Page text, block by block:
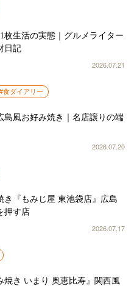
枚生活の実態｜グルメライター
日記
2026.07.21
食ダイアリー
島風お好み焼き｜名店譲りの端
2026.07.20
き『もみじ屋 東池袋店』広島
押す店
2026.07.17
焼き いまり 奥恵比寿』関西風